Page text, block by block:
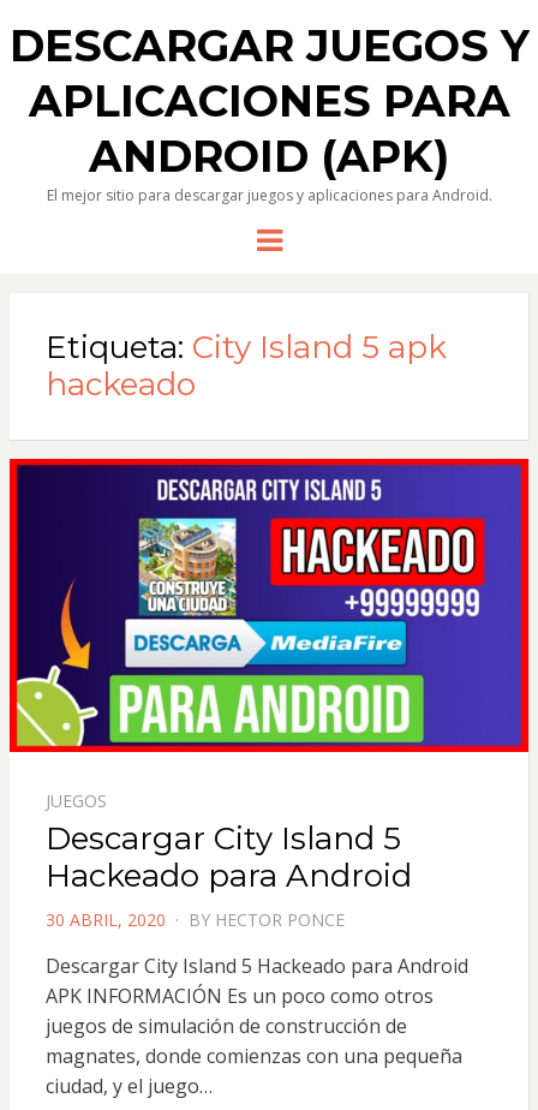
DESCARGAR JUEGOS Y
APLICACIONES PARA
ANDROID (APK)
El mejor sitio para descargar juegos y aplicaciones para Android.
Menu
Etiqueta: City Island 5 apk
hackeado
JUEGOS
Descargar City Island 5
Hackeado para Android
POSTED
30 ABRIL, 2020 BY HECTOR PONCE
Descargar City Island 5 Hackeado para Android
APK INFORMACIÓN Es un poco como otros
juegos de simulación de construcción de
magnates, donde comienzas con una pequeña
ciudad, y el juego…